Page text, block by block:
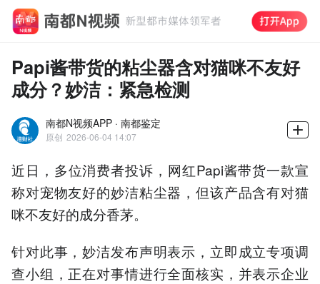
Papi酱带货的粘尘器含对猫咪不友好
成分？妙洁：紧急检测
南都N视频APP · 南都鉴定
原创 2026-06-04 14:07
近日，多位消费者投诉，网红Papi酱带货一款宣
称对宠物友好的妙洁粘尘器，但该产品含有对猫
咪不友好的成分香茅。
针对此事，妙洁发布声明表示，立即成立专项调
查小组，正在对事情进行全面核实，并表示企业